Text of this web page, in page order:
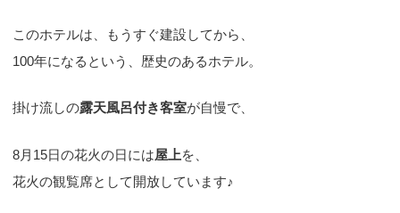
このホテルは、もうすぐ建設してから、
100年になるという、歴史のあるホテル。
掛け流しの露天風呂付き客室が自慢で、
8月15日の花火の日には屋上を、
花火の観覧席として開放しています♪